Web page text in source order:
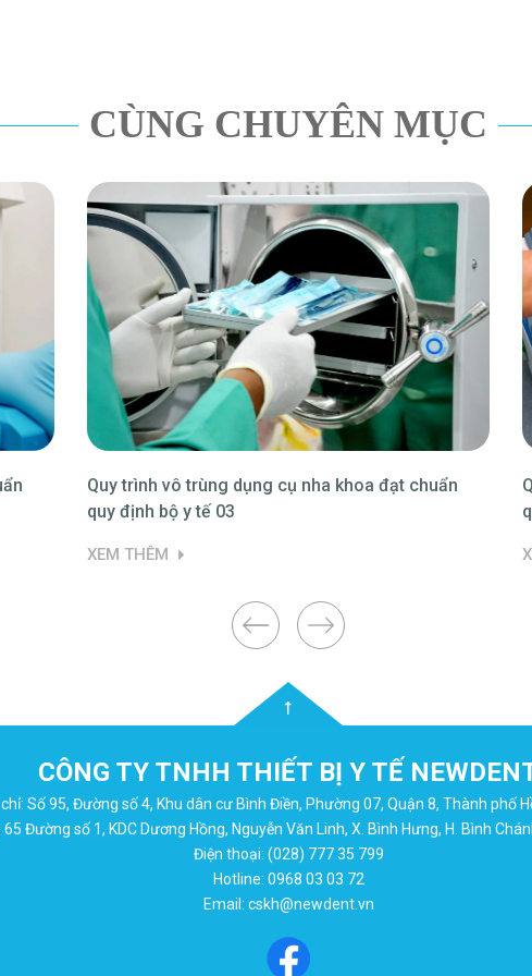
CÙNG CHUYÊN MỤC
Quy trình vô trùng dụng cụ nha khoa đạt chuẩn
quy định bộ y tế 03
XEM THÊM
CÔNG TY TNHH THIẾT BỊ Y TẾ
Số 95, Đường số 4, Khu dân cư Bình Điền, Phường 07, Quận 8, Thành phố
Đường số 1, KDC Dương Hồng, Nguyễn Văn Linh, X. Bình Hưng, H. Bình
Điện thoại: (028) 777 35 799
Hotline: 0968 03 03 72
Email: cskh@newdent.vn